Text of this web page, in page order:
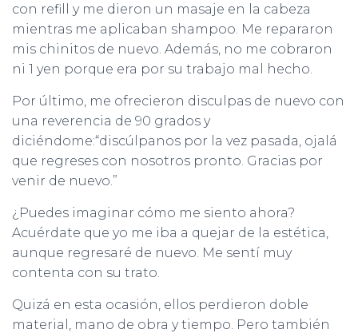
con refill y me dieron un masaje en la cabeza
mientras me aplicaban shampoo. Me repararon
mis chinitos de nuevo. Además, no me cobraron
ni 1 yen porque era por su trabajo mal hecho.
Por último, me ofrecieron disculpas de nuevo con
una reverencia de 90 grados y
diciéndome:“discúlpanos por la vez pasada, ojalá
que regreses con nosotros pronto. Gracias por
venir de nuevo.”
¿Puedes imaginar cómo me siento ahora?
Acuérdate que yo me iba a quejar de la estética,
aunque regresaré de nuevo. Me sentí muy
contenta con su trato.
Quizá en esta ocasión, ellos perdieron doble
material, mano de obra y tiempo. Pero también